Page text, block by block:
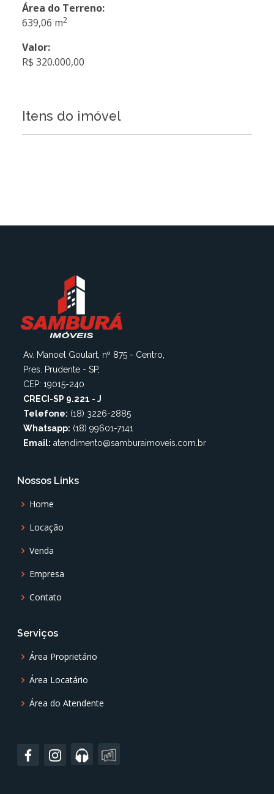
Área do Terreno:
639,06 m2
Valor:
R$ 320.000,00
Itens do imóvel
Av. Manoel Goulart, nº 875 - Centro,
Pres. Prudente - SP,
CEP: 19015-240
CRECI-SP 9.221 - J
Telefone: (18) 3226-2885
Whatsapp: (18) 99601-7141
Email: atendimento@samburaimoveis.com.br
Nossos Links
Home
Locação
Venda
Empresa
Contato
Serviços
Área Proprietário
Área Locatário
Área do Atendente